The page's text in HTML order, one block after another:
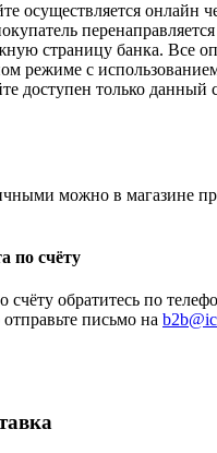
осуществляется онлайн
страницу банка. Все
режиме с
доступен только данный
можно в магазине
по счёту
счёту обратитесь по
письмо на